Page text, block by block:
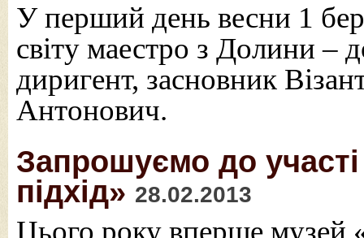
У перший день весни 1
світу маестро з Долини –
диригент, засновник
Антонович.
Запрошуємо до
підхід» 28.02.2013
Цього року вперше музей